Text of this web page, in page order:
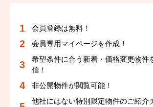
会員登録は無料！
会員専用マイページを作成！
希望条件に合う新着・価格変更物件
信！
非公開物件が閲覧可能！
他社にはない特別限定物件のご紹介